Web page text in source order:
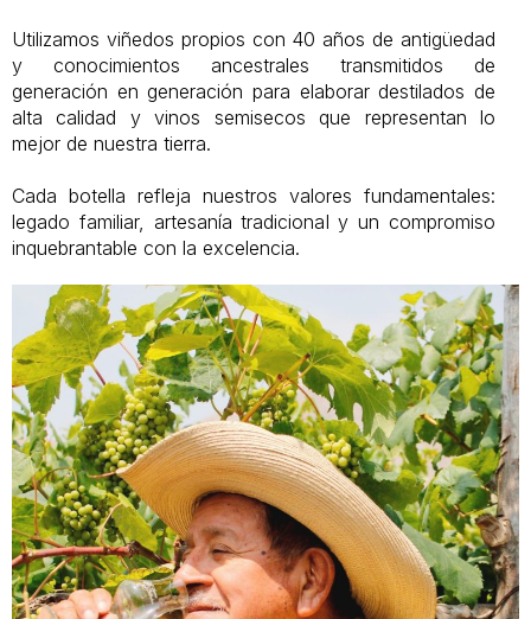
Utilizamos viñedos propios con 40 años de antigüedad
y conocimientos ancestrales transmitidos de
generación en generación para elaborar destilados de
alta calidad y vinos semisecos que representan lo
mejor de nuestra tierra.
Cada botella refleja nuestros valores fundamentales:
legado familiar, artesanía tradicional y un compromiso
inquebrantable con la excelencia.